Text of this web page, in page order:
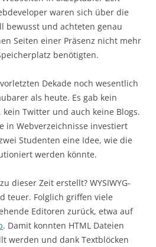
waren sich über die
bewusst und achteten genau
Seiten einer Präsenz nicht mehr
benötigten.
Dekade noch wesentlich
als heute. Es gab kein
kein Twitter und auch keine Blogs.
in Webverzeichnisse investiert
Studenten eine Idee, wie die
werden könnte.
dieser Zeit erstellt? WYSIWYG-
teuer. Folglich griffen viele
Editoren zurück, etwa auf
. Damit konnten HTML Dateien
werden und dank Textblöcken